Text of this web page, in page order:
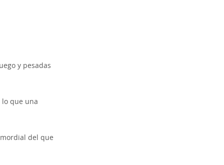
y pesadas
lo que una
del que